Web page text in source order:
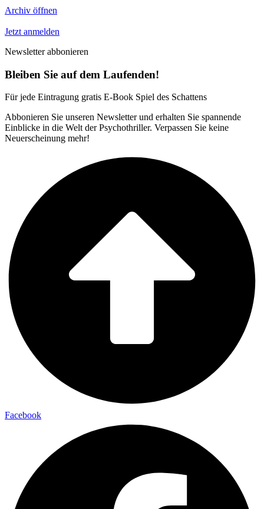
Archiv öffnen
Jetzt anmelden
Newsletter abbonieren
Bleiben Sie auf dem Laufenden!
Für jede Eintragung gratis E-Book Spiel des Schattens
Abbonieren Sie unseren Newsletter und erhalten Sie spannende
Einblicke in die Welt der Psychothriller. Verpassen Sie keine
Neuerscheinung mehr!
Facebook